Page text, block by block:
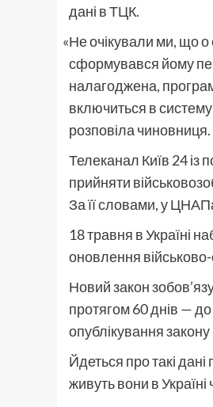
дані в ТЦК.
«Не очікували ми, що
сформувався йому
налагоджена,
включиться в
розповіла чиновниця.
Телеканал Київ 24 із
прийняти
За її словами, у
18 травня в Україні
оновлення військово-
Новий закон
протягом 60 днів —
опублікування закону
Йдеться про такі
живуть вони в